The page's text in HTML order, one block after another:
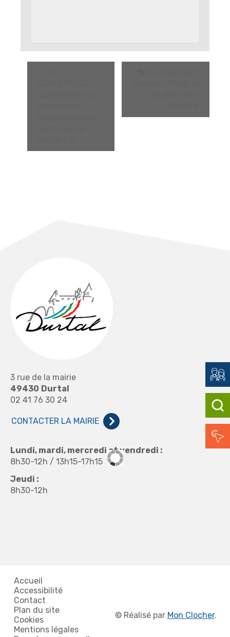
3 rue de la mairie
49430 Durtal
02 41 76 30 24
CONTACTER LA MAIRIE
Lundi, mardi, mercredi et vendredi :
8h30-12h / 13h15-17h15
Jeudi :
8h30-12h
Accueil
Accessibilité
Contact
Plan du site
Cookies
Mentions légales
© Réalisé par Mon Clocher.